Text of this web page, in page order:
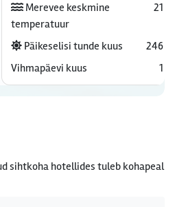
Merevee keskmine
temperatuur
21
Päikeselisi tunde kuus
246
Vihmapäevi kuus
1
sihtkoha hotellides tuleb kohapeal